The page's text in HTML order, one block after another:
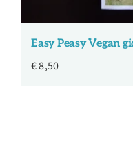
Easy Peasy Vegan
€8,50